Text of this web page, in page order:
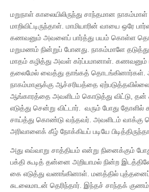
மறுநாள் காலையிலிருந்து சாந்தமான
மாறிவிட்டிருந்தாள். மாமியாரின் வாயை ஒரே
கணவனும் அவளைப் பார்த்து பயம் கொள்ள
மறுமணம் நின்றுப் போனது. நாகம்மாளே
மாதம் கழித்து அவள் கர்ப்பமானாள். கணவனும்
தலைமேல் வைத்து தாங்கத் தொடங்கினார்கள்.
நாகம்மாளுக்கு ஆச்சரியத்தை
ஆங்காரத்தை அவளிடம் கொடுத்து விட்டு,
எடுத்து சென்று விட்டார். வரும் போது
சாய்த்து கொண்டு வந்தவர். அவளிடம் வாக்கு
அரிவாளைக் கீழ் நோக்கியப் படியே
அது எவ்வாறு சாத்தியம் என்று நினைக்கும்
பக்தி கூடித் தன்னை அறியாமல் நின்ற
கை எடுத்து வணங்கினாள். மனத்தில்
சுடலைமாடன் தெரிந்தார். இந்தச் சாந்தக்